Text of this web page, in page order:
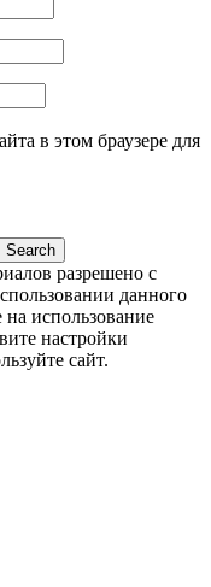
в этом браузере для
Search
разрешено с
данного
на использование
настройки
сайт.